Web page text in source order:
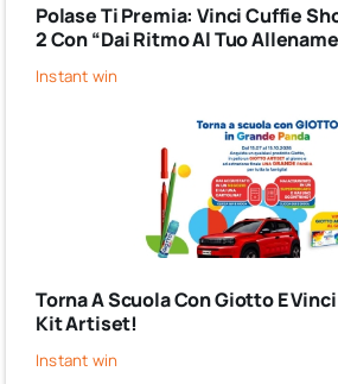
Polase Ti Premia: Vinci Cuffie
2 Con “Dai Ritmo Al Tuo
Instant win
Torna A Scuola Con Giotto E
Kit Artiset!
Instant win